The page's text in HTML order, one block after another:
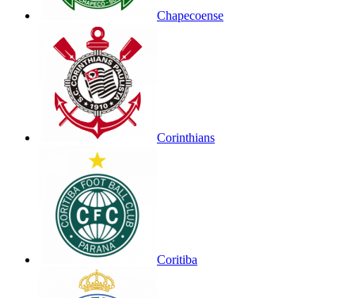
Chapecoense
Corinthians
Coritiba